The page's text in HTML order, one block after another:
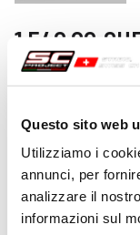
Questo sito web
Utilizziamo i
annunci, per
analizzare il
informazioni sul
1.540,00